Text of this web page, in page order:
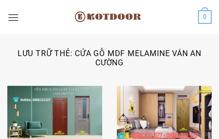
qua
0
LƯU TRỮ THẺ: CỬA GỖ MDF MELAMINE VÁN AN
CƯỜNG